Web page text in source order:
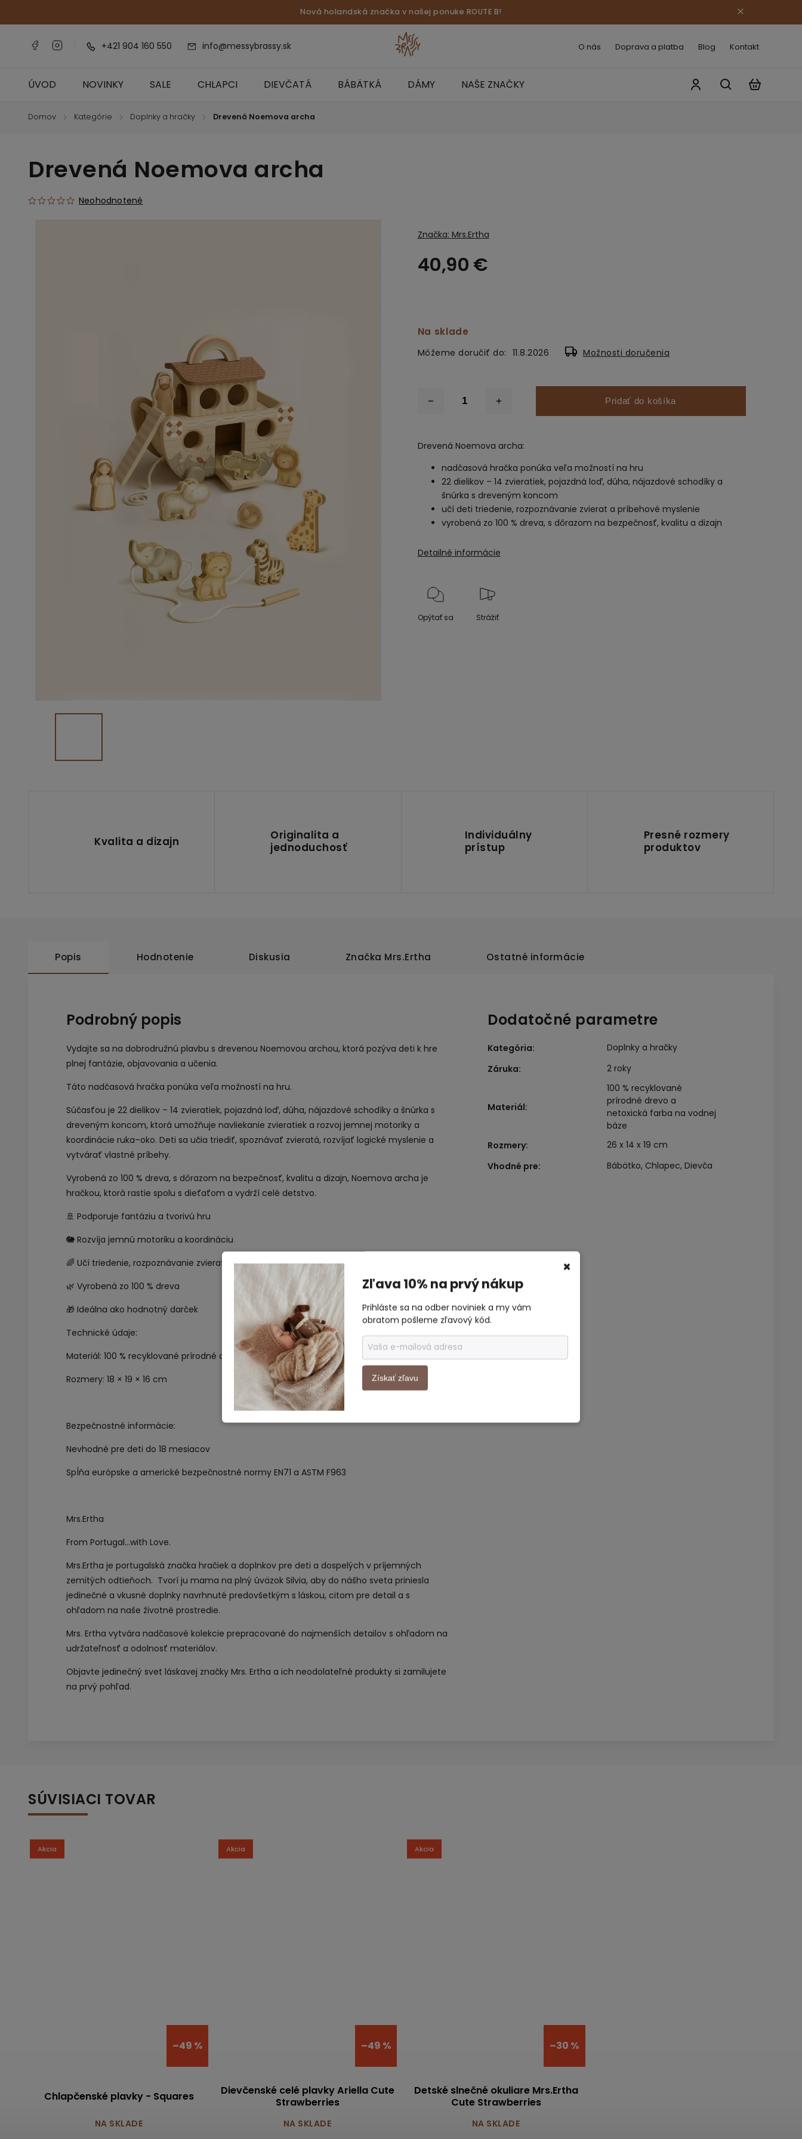
Nová holandská značka v našej ponuke ROUTE B!
+421 904 160 550 info@messybrassy.sk O nás Doprava a platba Blog Kontakt
ÚVOD NOVINKY SALE CHLAPCI DIEVČATÁ BÁBÄTKÁ DÁMY NAŠE ZNAČKY
Domov / Kategórie / Doplnky a hračky / Drevená Noemova archa
Drevená Noemova archa
Neohodnotené
Značka: Mrs.Ertha
40,90 €
Na sklade
Môžeme doručiť do: 11.8.2026 Možnosti doručenia
Pridať do košíka
Drevená Noemova archa:
nadčasová hračka ponúka veľa možností na hru
22 dielikov – 14 zvieratiek, pojazdná loď, dúha, nájazdové schodíky a
šnúrka s dreveným koncom
učí deti triedenie, rozpoznávanie zvierat a príbehové myslenie
vyrobená zo 100 % dreva, s dôrazom na bezpečnosť, kvalitu a dizajn
Detailné informácie
Opýtať sa Strážiť
Kvalita a dizajn
Originalita a
jednoduchosť
Individuálny
prístup
Presné rozmery
produktov
Popis Hodnotenie Diskusia Značka Mrs.Ertha Ostatné informácie
Podrobný popis
Vydajte sa na dobrodružnú plavbu s drevenou Noemovou archou, ktorá pozýva deti k hre
plnej fantázie, objavovania a učenia.
Táto nadčasová hračka ponúka veľa možností na hru.
Súčasťou je 22 dielikov – 14 zvieratiek, pojazdná loď, dúha, nájazdové schodíky a šnúrka s
dreveným koncom, ktorá umožňuje navliekanie zvieratiek a rozvoj jemnej motoriky a
koordinácie ruka–oko. Deti sa učia triediť, spoznávať zvieratá, rozvíjať logické myslenie a
vytvárať vlastné príbehy.
Vyrobená zo 100 % dreva, s dôrazom na bezpečnosť, kvalitu a dizajn, Noemova archa je
hračkou, ktorá rastie spolu s dieťaťom a vydrží celé detstvo.
🚢 Podporuje fantáziu a tvorivú hru
🐘 Rozvíja jemnú motoriku a koordináciu
🌈 Učí triedenie, rozpoznávanie zvierat a príbehové myslenie
🌿 Vyrobená zo 100 % dreva
🎁 Ideálna ako hodnotný darček
Technické údaje:
Materiál: 100 % recyklované prírodné drevo a netoxická farba na vodnej báze.
Rozmery: 18 × 19 × 16 cm
Bezpečnostné informácie:
Nevhodné pre deti do 18 mesiacov
Spĺňa európske a americké bezpečnostné normy EN71 a ASTM F963
Mrs.Ertha
From Portugal...with Love.
Mrs.Ertha je portugalská značka hračiek a doplnkov pre deti a dospelých v príjemných
zemitých odtieňoch. Tvorí ju mama na plný úväzok Silvia, aby do nášho sveta priniesla
jedinečné a vkusné doplnky navrhnuté predovšetkým s láskou, citom pre detail a s
ohľadom na naše životné prostredie.
Mrs. Ertha vytvára nadčasové kolekcie prepracované do najmenších detailov s ohľadom na
udržateľnosť a odolnosť materiálov.
Objavte jedinečný svet láskavej značky Mrs. Ertha a ich neodolateľné produkty si zamilujete
na prvý pohľad.
Dodatočné parametre
Kategória:
Doplnky a hračky
Záruka: 2 roky
Materiál:
100 % recyklované
prírodné drevo a
netoxická farba na vodnej
báze
Rozmery:
26 x 14 x 19 cm
Vhodné pre: Bábätko, Chlapec, Dievča
SÚVISIACI TOVAR
Akcia
–49 %
Chlapčenské plavky - Squares
NA SKLADE
Akcia
–49 %
Dievčenské celé plavky Ariella Cute
Strawberries
NA SKLADE
Akcia
–30 %
Detské slnečné okuliare Mrs.Ertha
Cute Strawberries
NA SKLADE
×
Zľava 10% na prvý nákup
Prihláste sa na odber noviniek a my vám
obratom pošleme zľavový kód.
Získať zľavu